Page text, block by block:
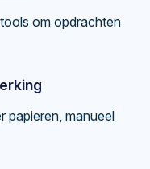
om opdrachten
papieren, manueel